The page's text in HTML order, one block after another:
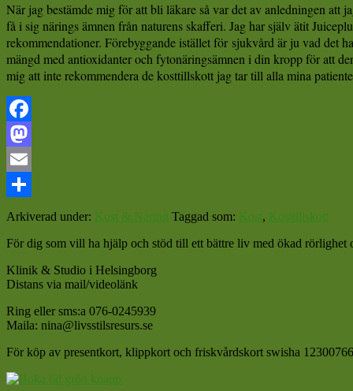
När jag bestämde mig för att bli läkare så var det av anledningen
få i sig närings ämnen från naturens skafferi. Jag har själv ätit
rekommendationer. Förebyggande istället för sjukvård är ju vad det
mängd med antioxidanter och fytonäringsämnen i din kropp för att
mig att inte rekommendera de kosttillskott jag tar till alla mina
Facebook
Mastodon
Email
Dela
Arkiverad under: Kost & Näring Taggad som: Kost, Kosttillskott
För dig som vill ha hjälp och stöd till ett bättre liv med ökad rörlighet
Klinik & Studio i Helsingborg
Distans via mail/videolänk
Ring eller sms:a 076-0245939
Maila: nina@livsstilsresurs.se
För köp av presentkort, klippkort och friskvårdskort swisha